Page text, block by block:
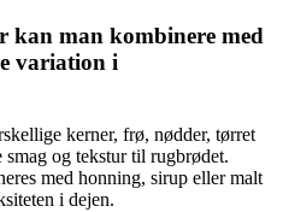
kan man kombinere med
variation i
kerner, frø, nødder, tørret
og tekstur til rugbrødet.
med honning, sirup eller malt
i dejen.